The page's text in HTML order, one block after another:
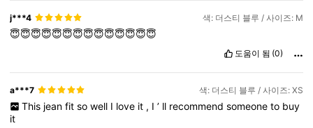
j***4 색: 더스티 블루 / 사이즈: M
😇😇😇😇😇😇😇😇😇😇😇😇😇😇
도움이 됨 (0)
a***7 색: 더스티 블루 / 사이즈: XS
This jean fit so well I love it , I ’ ll recommend someone to buy
it